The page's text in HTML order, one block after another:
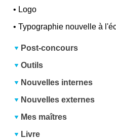
• Logo
•Typographie nouvelle à
Post-concours
Outils
Nouvelles internes
Nouvelles externes
Mes maîtres
Livre